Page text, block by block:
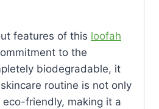
features of this loofah
to the
biodegradable, it
routine is not only
friendly, making it a